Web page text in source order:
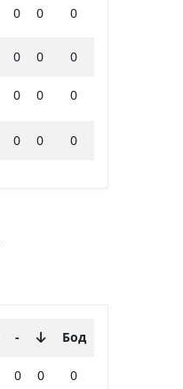
0 0 0
0 0 0
0 0 0
0 0 0
- Бод
0 0 0